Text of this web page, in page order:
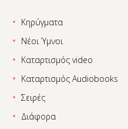
Κηρύγματα
Νέοι Ύμνοι
Καταρτισμός video
Καταρτισμός Audiobooks
Σειρές
Διάφορα